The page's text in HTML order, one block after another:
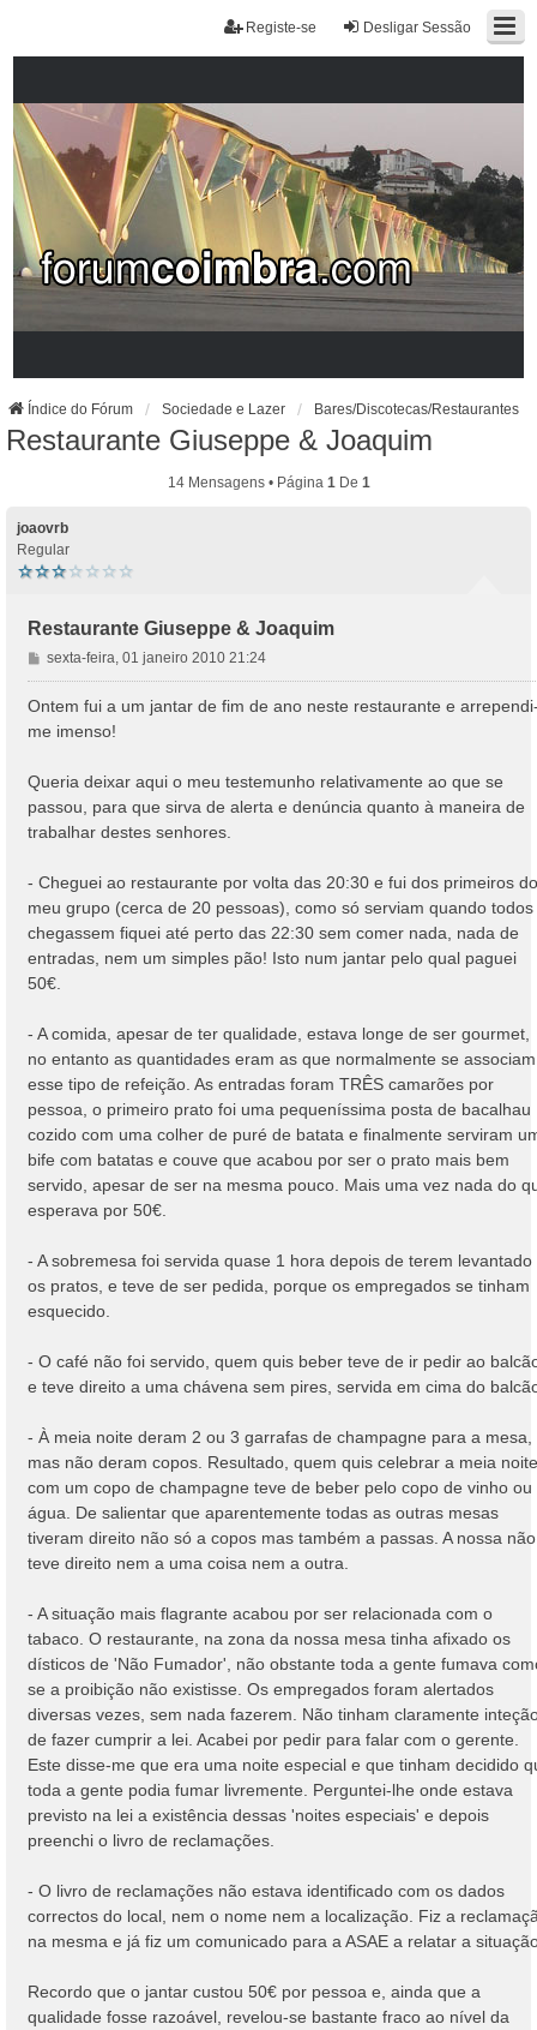
Desligar Sessão
Registe-se
Índice do Fórum Sociedade e Lazer Bares/Discotecas/Restaurantes
Restaurante Giuseppe & Joaquim
14 Mensagens • Página 1De 1
joaovrb
Regular
Restaurante Giuseppe & Joaquim
M
e
a
e
m
sexta-feira, 01 janeiro 2010 21:24
Ontem fui a um jantar de fim de ano neste restaurante e
me imenso!
Queria deixar aqui o meu testemunho relativamente ao que se
passou, para que sirva de alerta e denúncia quanto à maneira de
trabalhar destes senhores.
- Cheguei ao restaurante por volta das 20:30 e fui dos primeiros do
meu grupo (cerca de 20 pessoas), como só serviam quando todos
chegassem fiquei até perto das 22:30 sem comer nada, nada de
entradas, nem um simples pão! Isto num jantar pelo qual paguei
50€.
- A comida, apesar de ter qualidade, estava longe de ser gourmet,
no entanto as quantidades eram as que normalmente se
esse tipo de refeição. As entradas foram TRÊS camarões por
pessoa, o primeiro prato foi uma pequeníssima posta de bacalhau
cozido com uma colher de puré de batata e finalmente serviram
bife com batatas e couve que acabou por ser o prato mais bem
servido, apesar de ser na mesma pouco. Mais uma vez nada do
esperava por 50€.
- A sobremesa foi servida quase 1 hora depois de terem levantado
os pratos, e teve de ser pedida, porque os empregados se tinham
esquecido.
- O café não foi servido, quem quis beber teve de ir pedir ao
e teve direito a uma chávena sem pires, servida em cima do
- À meia noite deram 2 ou 3 garrafas de champagne para a mesa,
mas não deram copos. Resultado, quem quis celebrar a meia noite
com um copo de champagne teve de beber pelo copo de vinho ou
água. De salientar que aparentemente todas as outras mesas
tiveram direito não só a copos mas também a passas. A nossa não
teve direito nem a uma coisa nem a outra.
- A situação mais flagrante acabou por ser relacionada com o
tabaco. O restaurante, na zona da nossa mesa tinha afixado os
dísticos de 'Não Fumador', não obstante toda a gente fumava
se a proibição não existisse. Os empregados foram alertados
diversas vezes, sem nada fazerem. Não tinham claramente
de fazer cumprir a lei. Acabei por pedir para falar com o gerente.
Este disse-me que era uma noite especial e que tinham decidido
toda a gente podia fumar livremente. Perguntei-lhe onde estava
previsto na lei a existência dessas 'noites especiais' e depois
preenchi o livro de reclamações.
- O livro de reclamações não estava identificado com os dados
correctos do local, nem o nome nem a localização. Fiz a
na mesma e já fiz um comunicado para a ASAE a relatar a
Recordo que o jantar custou 50€ por pessoa e, ainda que a
qualidade fosse razoável, revelou-se bastante fraco ao nível da